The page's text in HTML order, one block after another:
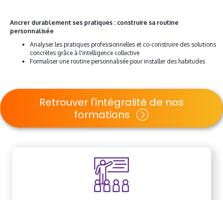
Ancrer durablement ses pratiques : construire sa routine
personnalisée
Analyser les pratiques professionnelles et co-construire des solutions
concrètes grâce à l'intelligence collective
Formaliser une routine personnalisée pour installer des habitudes
Retrouver l'intégralité de nos
formations